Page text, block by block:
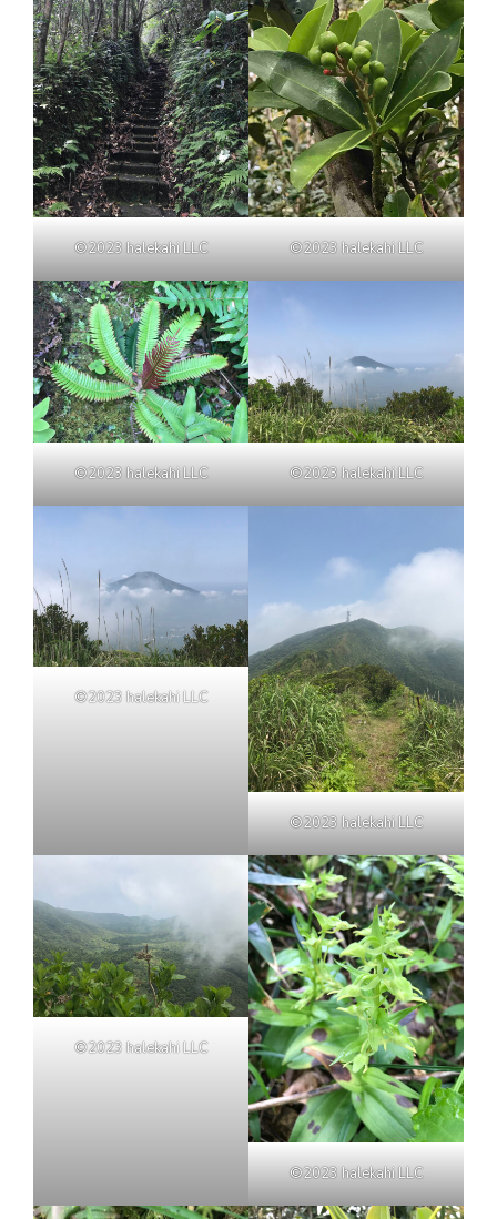
©2023 halekahi LLC ©2023 halekahi LLC
©2023 halekahi LLC ©2023 halekahi LLC
©2023 halekahi LLC
©2023 halekahi LLC
©2023 halekahi LLC
©2023 halekahi LLC